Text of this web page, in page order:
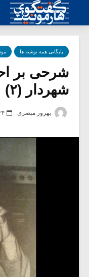
بایگانی همه نوشته ها
شرحی بر
شهردار (۲)
بهروز مبصری ۲۴